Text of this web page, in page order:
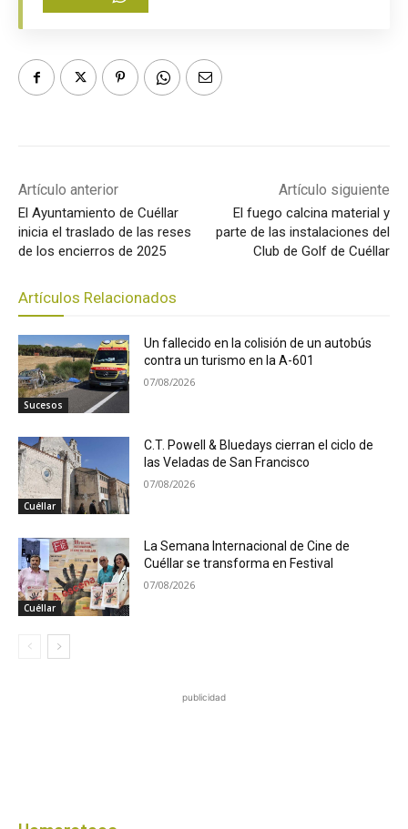
Artículo anterior
El Ayuntamiento de Cuéllar
inicia el traslado de las reses
de los encierros de 2025
Artículo siguiente
El fuego calcina material y
parte de las instalaciones del
Club de Golf de Cuéllar
Artículos Relacionados
Sucesos
Un fallecido en la colisión de un autobús
contra un turismo en la A-601
07/08/2026
Cuéllar
C.T. Powell & Bluedays cierran el ciclo de
las Veladas de San Francisco
07/08/2026
Cuéllar
La Semana Internacional de Cine de
Cuéllar se transforma en Festival
07/08/2026
publicidad